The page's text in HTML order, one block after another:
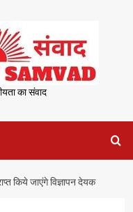
का संवाद
किये जाएंगे विज्ञापन देयक